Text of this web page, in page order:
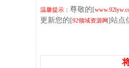
温馨提示： 尊敬的[
更新您的[92领域资源网]站点